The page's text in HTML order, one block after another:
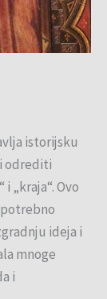
istorijsku
odrediti
„kraja“. Ovo
potrebno
ideja i
mnoge
i